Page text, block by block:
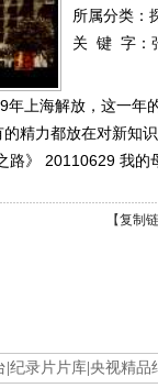
所属分类：
关 键 字：
年上海解放，这一年
精力都放在对新知
路》 20110629 我
【复制
纪录片片库 央视精品